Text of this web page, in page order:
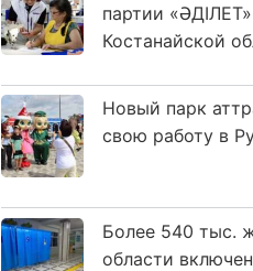
партии
Костанайской
Новый парк
свою работу в
Более 540 тыс.
области